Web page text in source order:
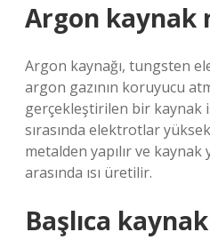
Argon kaynak
Argon kaynağı, tungsten
argon gazının koruyucu
gerçekleştirilen bir kaynak
sırasında elektrotlar
metalden yapılır ve kaynak
arasında ısı üretilir.
Başlıca